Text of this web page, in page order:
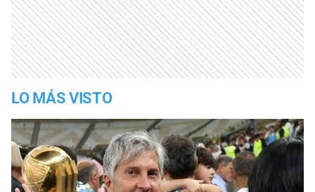
LO MÁS VISTO